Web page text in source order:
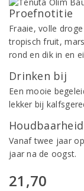
Proefnotitie
Fraaie, volle
tropisch fruit,
rond en dik in en
Drinken bij
Een mooie
lekker bij
Houdbaarheid
Vanaf twee jaar
jaar na de oogst.
21,70